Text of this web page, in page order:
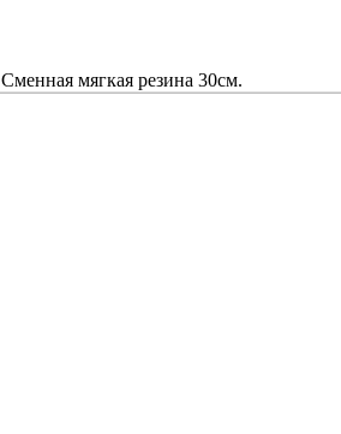
Сменная мягкая резина 30см.